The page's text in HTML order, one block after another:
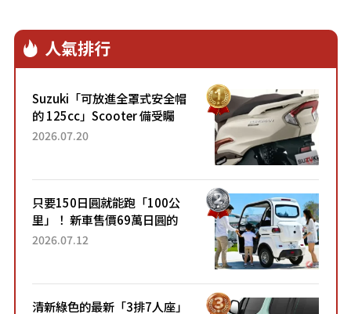
6300日圓起，約新台幣7450元。採用
Safety Sense 3.0的第9輛新車NOIR，
也預定於Tourism EXPO Japan 2026亮
相並開始出租。
人氣排行
Suzuki「可放進全罩式安全帽
的 125cc」Scooter 備受矚
目！採用全新流線設計與各項
2026.07.20
只要150日圓就能跑「100公
里」！ 新車售價69萬日圓的
「3人座」Trike大受歡迎！ 順
2026.07.12
清新綠色的最新「3排7人座」